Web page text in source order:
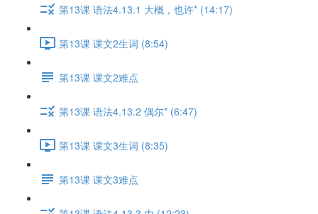
第13课 语法4.13.1 大概，也许* (14:17)
第13课 课文2生词 (8:54)
第13课 课文2难点
第13课 语法4.13.2 偶尔* (6:47)
第13课 课文3生词 (8:35)
第13课 课文3难点